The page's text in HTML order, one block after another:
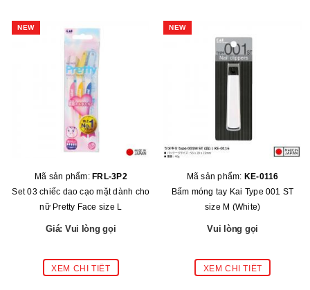
NEW
Mã sản phẩm: FRL-3P2
Set 03 chiếc dao cạo mặt dành cho
nữ Pretty Face size L
Giá: Vui lòng gọi
NEW
Mã sản phẩm: KE-0116
Bấm móng tay Kai Type 001 ST
size M (White)
Vui lòng gọi